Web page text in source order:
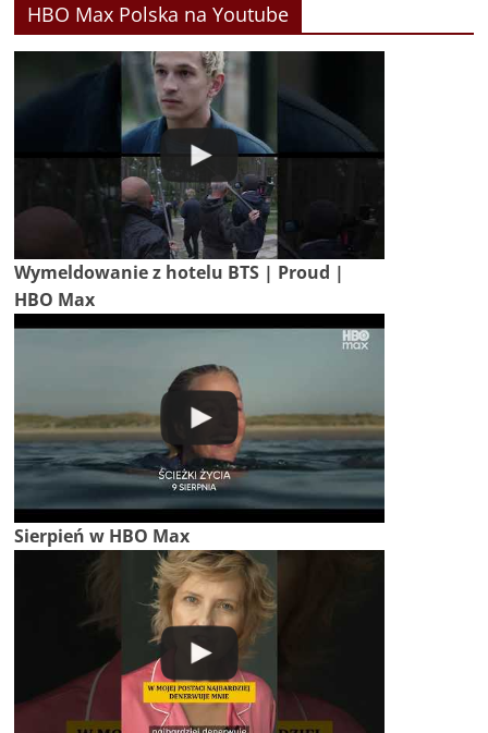
HBO Max Polska na Youtube
Wymeldowanie z hotelu BTS | Proud |
HBO Max
Sierpień w HBO Max